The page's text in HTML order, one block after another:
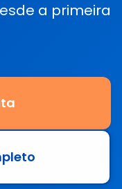
a primeira